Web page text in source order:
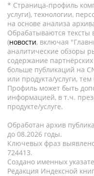
* Страница-профиль
услуги), технологии,
на основе анализа
Обрабатываются тексты
(новости, включая
аналитические обзоры
содержание
больше публикаций на
или продукта/услуги,
Профиль может быть
информацией, в т.ч.
продукте/услуге.
Обработан архив
до 08.2026 годы.
Ключевых фраз
724413.
Создано именных
Редакция Индексной